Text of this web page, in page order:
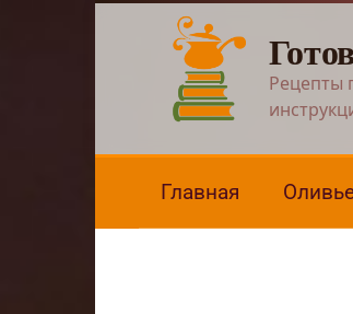
Рецепты
Главная